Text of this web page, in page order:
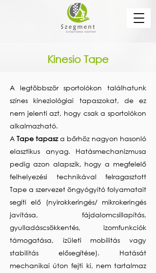
Kinesio Tape
A legtöbbször sportolókon találhatunk
színes kineziológiai tapaszokat, de ez
nem jelenti azt, hogy csak a sportolókon
alkalmazható.
A Tape tapasza bőrhöz nagyon hasonló
elasztikus anyag. Hatásmechanizmusa
pedig azon alapszik, hogy a megfelelő
felhelyezési technikával felragasztott
Tape a szervezet öngyógyító folyamatait
segíti elő (nyirokkeringés/ mikrokeringés
javítása, fájdalomcsillapítás,
gyulladáscsökkentés, izomfunkciók
támogatása, ízületi mobilitás vagy
stabilitás elősegítése). Hatását
mechanikai úton fejti ki, nem tartalmaz